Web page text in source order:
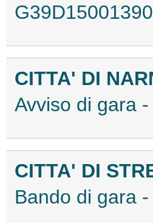
CITTA' DI
Avviso di gara
CITTA' DI
Bando di gara